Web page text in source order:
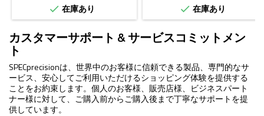
 在庫あり
価
格
 在庫あり
カスタマーサポート & サービスコミットメン
ト
SPECprecisionは、世界中のお客様に信頼できる製品、専門的なサ
ービス、安心してご利用いただけるショッピング体験を提供する
ことをお約束します。個人のお客様、販売店様、ビジネスパート
ナー様に対して、ご購入前からご購入後まで丁寧なサポートを提
供しています。